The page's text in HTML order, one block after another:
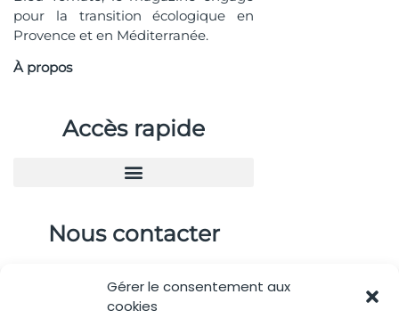
Gérer le consentement aux
cookies
pour la transition écologique en
Provence et en Méditerranée.
À propos
Accès rapide
Nous contacter
contactBT@bleu-tomate.fr